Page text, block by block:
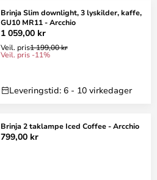
Brinja Slim downlight, 3 lyskilder, kaffe,
GU10 MR11 - Arcchio
1 059,00 kr
Veil. pris1 199,00 kr
Veil. pris -11%
Leveringstid: 6 - 10 virkedager
Brinja 2 taklampe Iced Coffee - Arcchio
799,00 kr